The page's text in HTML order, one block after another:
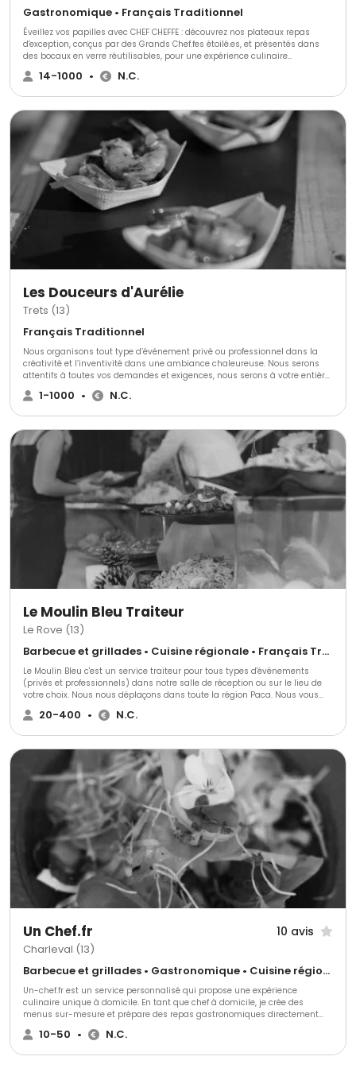
Gastronomique • Français Traditionnel
Éveillez vos papilles avec CHEF CHEFFE : découvrez nos plateaux repas
d'exception, conçus par des Grands Chef.fes étoilé.es, et présentés dans
des bocaux en verre réutilisables, pour une expérience culinaire
sophistiquée et mémorable digne des plus grands restaurants.
14-1000 • N.C.
Les Douceurs d'Aurélie
Trets (13)
Français Traditionnel
Nous organisons tout type d’événement privé ou professionnel dans la
créativité et l’inventivité dans une ambiance chaleureuse. Nous serons
attentifs à toutes vos demandes et exigences, nous serons à votre entière
disposition tout au long de votre réception.
1-1000 • N.C.
Le Moulin Bleu Traiteur
Le Rove (13)
Barbecue et grillades • Cuisine régionale • Français Traditionnel
Le Moulin Bleu c'est un service traiteur pour tous types d'événements
(privés et professionnels) dans notre salle de réception ou sur le lieu de
votre choix. Nous nous déplaçons dans toute la région Paca. Nous vous
proposons une prestation de qualité et entièrement personnalisée. Le
Moulin Bleu traiteur c'est une équipe de professionnels de l'événementiel
20-400 • N.C.
Un Chef.fr 10 avis
Charleval (13)
Barbecue et grillades • Gastronomique • Cuisine régionale
Un-chef.fr est un service personnalisé qui propose une expérience
culinaire unique à domicile. En tant que chef à domicile, je crée des
menus sur-mesure et prépare des repas gastronomiques directement
chez vous, pour des dîners intimes, des soirées entre amis, des repas
d'affaires ou des événements spéciaux. Profitez d'une cuisine raffinée, sans
10-50 • N.C.